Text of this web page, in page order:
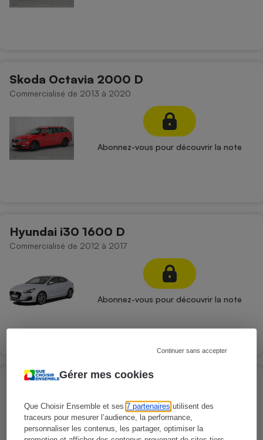
Gérer mes cookies
Que Choisir Ensemble et ses7 partenaires utilisent des
traceurs pour mesurer l’audience, la performance,
personnaliser les contenus, les partager, optimiser la
Continuer sans accepter
Skoda Octavia 2000 D
Commercialisé de 2013 à 2020
Abonnez-vous pour découvrir la note
Hyundai i30 1600 D
Commercialisé de 2012 à 2017
Abonnez-vous pour découvrir la note
Lexus CT200H 1800 E HEV